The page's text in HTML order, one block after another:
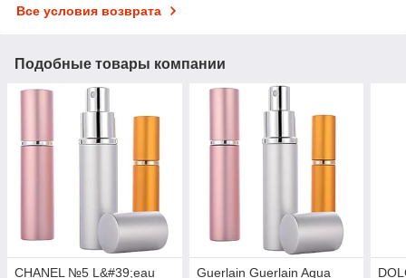
Все условия возврата
Подобные товары компании
CHANEL №5 L&#39;eau
Guerlain Guerlain Aqua